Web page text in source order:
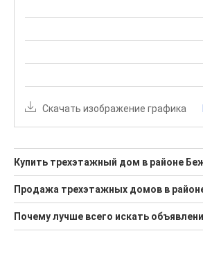
Скачать изображение графика
Купить трехэтажный дом в районе
Поможем Купить трехэтажный дом
1 актуальное и проверенное
Продажа трехэтажных домов в
Минимальная цена: 2 700 000 Р.
Средняя цена за м2: 34 615 Р
Почему лучше всего искать